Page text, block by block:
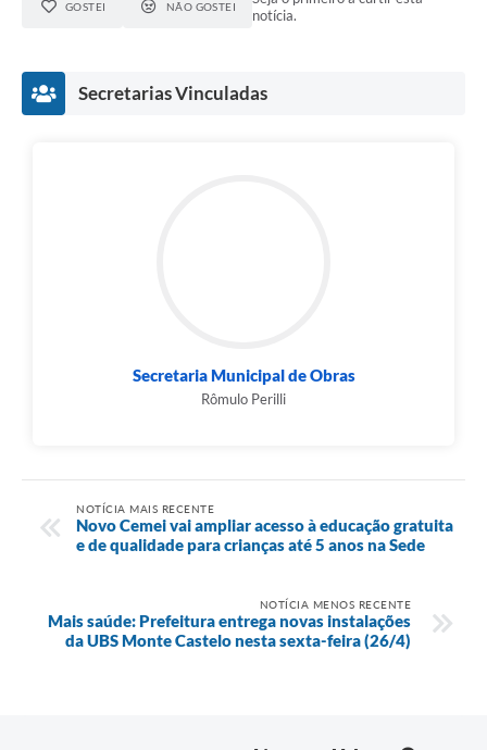
GOSTEI NÃO GOSTEI
notícia.
Secretarias Vinculadas
Secretaria Municipal de Obras
Rômulo Perilli
NOTÍCIA MAIS RECENTE
Novo Cemei vai ampliar acesso à educação gratuita
e de qualidade para crianças até 5 anos na Sede
NOTÍCIA MENOS RECENTE
Mais saúde: Prefeitura entrega novas instalações
da UBS Monte Castelo nesta sexta-feira (26/4)